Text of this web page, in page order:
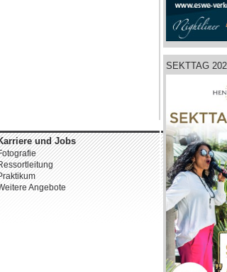
SEKTTAG
und Jobs
Angebote
Über uns
Datenschutz
AGB
Impressum
© 2026